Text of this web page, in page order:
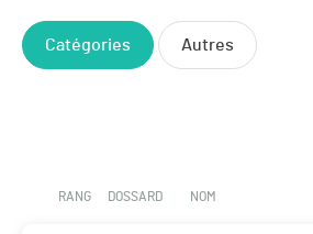
Catégories Autres
RANG DOSSARD NOM